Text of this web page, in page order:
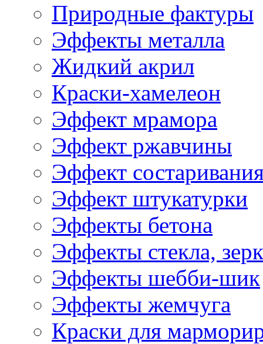
Природные фактуры
Эффекты металла
Жидкий акрил
Краски-хамелеон
Эффект мрамора
Эффект ржавчины
Эффект
Эффект штукатурки
Эффекты бетона
Эффекты стекла,
Эффекты шебби-шик
Эффекты жемчуга
Краски для